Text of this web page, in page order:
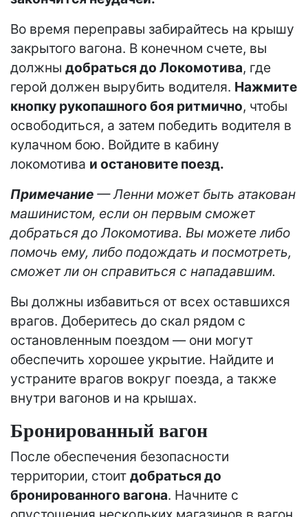
Во время переправы забирайтесь на крышу
закрытого вагона. В конечном счете, вы
должны добраться до Локомотива, где
герой должен вырубить водителя. Нажмите
кнопку рукопашного боя ритмично, чтобы
освободиться, а затем победить водителя в
кулачном бою. Войдите в кабину
локомотива и остановите поезд.
Примечание — Ленни может быть атакован
машинистом, если он первым сможет
добраться до Локомотива. Вы можете либо
помочь ему, либо подождать и посмотреть,
сможет ли он справиться с нападавшим.
Вы должны избавиться от всех оставшихся
врагов. Доберитесь до скал рядом с
остановленным поездом — они могут
обеспечить хорошее укрытие. Найдите и
устраните врагов вокруг поезда, а также
внутри вагонов и на крышах.
Бронированный вагон
После обеспечения безопасности
территории, стоит добраться до
бронированного вагона. Начните с